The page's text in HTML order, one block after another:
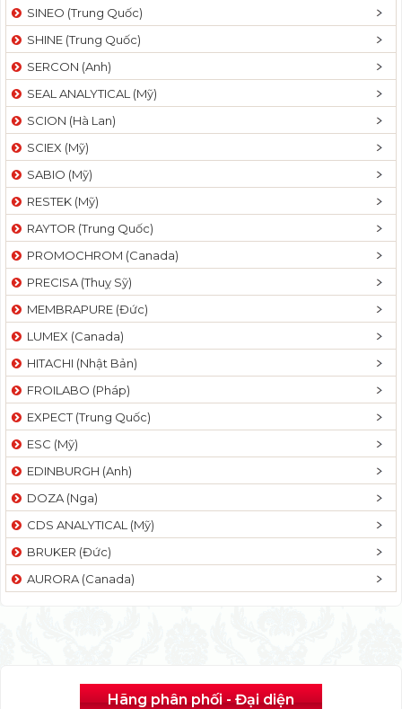
SINEO (Trung Quốc)
SHINE (Trung Quốc)
SERCON (Anh)
SEAL ANALYTICAL (Mỹ)
SCION (Hà Lan)
SCIEX (Mỹ)
SABIO (Mỹ)
RESTEK (Mỹ)
RAYTOR (Trung Quốc)
PROMOCHROM (Canada)
PRECISA (Thuỵ Sỹ)
MEMBRAPURE (Đức)
LUMEX (Canada)
HITACHI (Nhật Bản)
FROILABO (Pháp)
EXPECT (Trung Quốc)
ESC (Mỹ)
EDINBURGH (Anh)
DOZA (Nga)
CDS ANALYTICAL (Mỹ)
BRUKER (Đức)
AURORA (Canada)
Hãng phân phối - Đại diện